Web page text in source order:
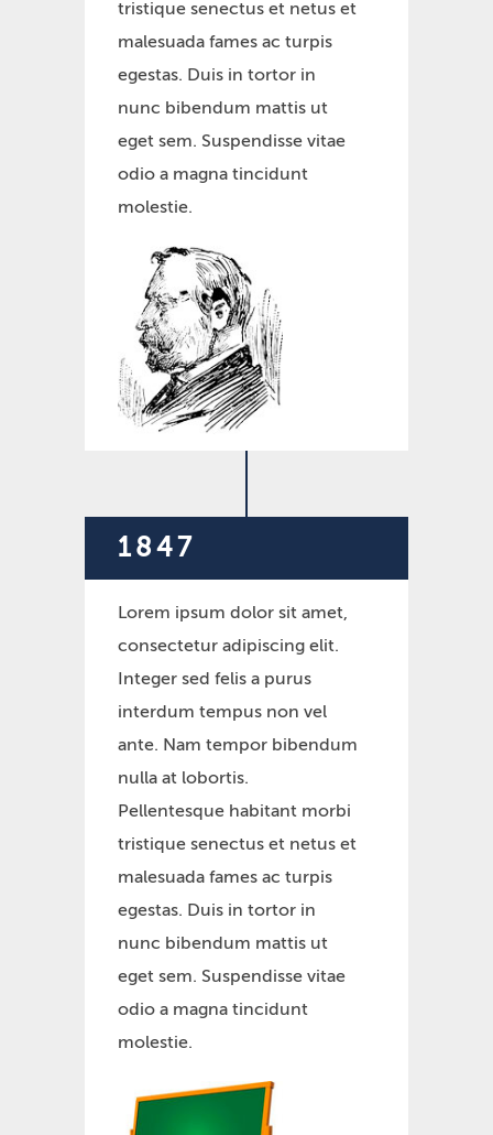
tristique senectus et netus et
malesuada fames ac turpis
egestas. Duis in tortor in
nunc bibendum mattis ut
eget sem. Suspendisse vitae
odio a magna tincidunt
molestie.
1847
Lorem ipsum dolor sit amet,
consectetur adipiscing elit.
Integer sed felis a purus
interdum tempus non vel
ante. Nam tempor bibendum
nulla at lobortis.
Pellentesque habitant morbi
tristique senectus et netus et
malesuada fames ac turpis
egestas. Duis in tortor in
nunc bibendum mattis ut
eget sem. Suspendisse vitae
odio a magna tincidunt
molestie.